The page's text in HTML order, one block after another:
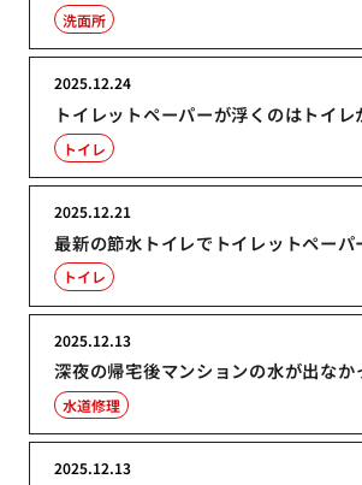
洗面所
トイレットペーパーが浮くのはトイレ
2025.12.24
トイレ
最新の節水トイレでトイレットペーパ
2025.12.21
トイレ
深夜の帰宅後マンションの水が出なか
2025.12.13
水道修理
2025.12.13